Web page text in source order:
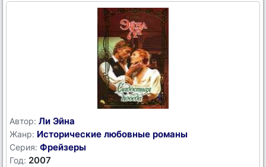
Автор: Ли Эйна
Жанр: Исторические любовные романы
Серия: Фрейзеры
Год: 2007